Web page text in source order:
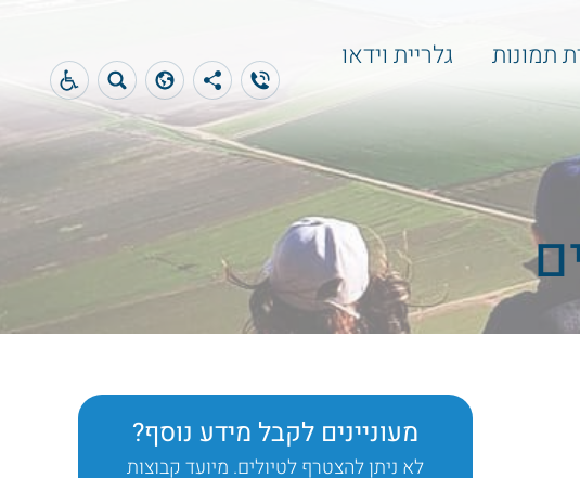
תמונות
גלריית וידאו
מעוניינים לקבל מידע נוסף?
לא ניתן להצטרף לטיולים. מיועד קבוצות